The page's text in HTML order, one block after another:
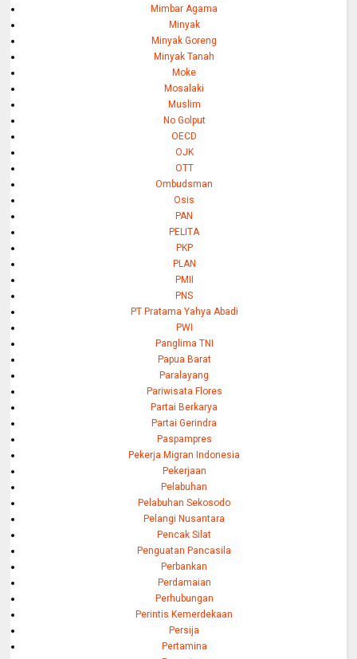
Mimbar Agama
Minyak
Minyak Goreng
Minyak Tanah
Moke
Mosalaki
Muslim
No Golput
OECD
OJK
OTT
Ombudsman
Osis
PAN
PELITA
PKP
PLAN
PMII
PNS
PT Pratama Yahya Abadi
PWI
Panglima TNI
Papua Barat
Paralayang
Pariwisata Flores
Partai Berkarya
Partai Gerindra
Paspampres
Pekerja Migran Indonesia
Pekerjaan
Pelabuhan
Pelabuhan Sekosodo
Pelangi Nusantara
Pencak Silat
Penguatan Pancasila
Perbankan
Perdamaian
Perhubungan
Perintis Kemerdekaan
Persija
Pertamina